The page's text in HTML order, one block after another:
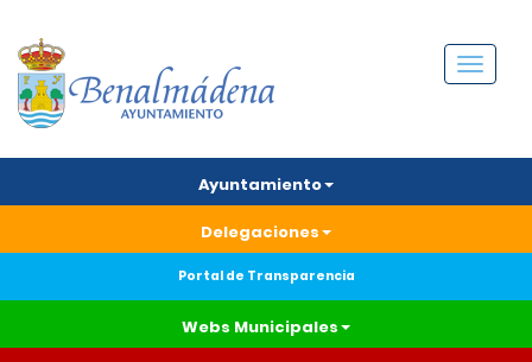
Menú
Ayuntamiento
Delegaciones
Portal de Transparencia
Webs Municipales